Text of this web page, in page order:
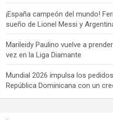
¡España campeón del mundo!
sueño de Lionel Messi y
Marileidy Paulino vuelve a
vez en la Liga Diamante
Mundial 2026 impulsa los
República Dominicana con un